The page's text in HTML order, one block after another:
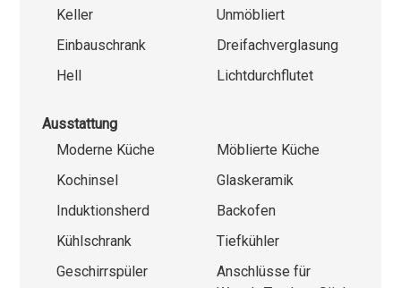
Keller
Unmöbliert
Einbauschrank
Dreifachverglasung
Hell
Lichtdurchflutet
Ausstattung
Moderne Küche
Möblierte Küche
Kochinsel
Glaskeramik
Induktionsherd
Backofen
Kühlschrank
Tiefkühler
Geschirrspüler
Anschlüsse für